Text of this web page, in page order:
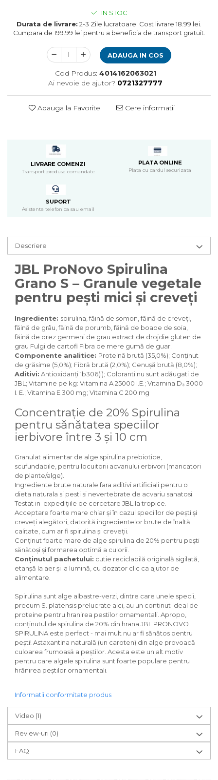
Lampa pentru acvariu
Neoane si LED-uri pentru acvarii
Substrat acvariu
Sterilizator acvariu
Tratamente pesti acvariu
Curatare acvarii
Conditioneri apa acvariu
Medii filtrante
Decoruri si plante artificiale
Accesorii acvarii
Piese de schimb
Colivii pentru pasari
Rozatoare
Igiena rozatoare
Hrana Rozatoare
Hrana reptile
Igiena reptile
Decoruri terarii
Incalzitoare si pompe terarii
Solutii iluminat terarii
Lampi terarii
Suplimente vitamino minerale
Accesorii diverse terarii
Iazuri
Igiena Iazuri
Conditioner apa iaz
Hrana pesti iazuri
Teste apa iaz
Filtre iaz
Pompe iaz
Incalzitor Iaz
Accesorii iaz
Cai
Toaletare cai
Casti echitatie
Accesorii cai
IN STOC
Durata de livrare: 2-3 Zile lucratoare. Cost livrare 18.99 lei.
Cumpara de 199.99 lei pentru a beneficia de transport gratuit.
ADAUGA IN COS
Cod Produs: 4014162063021
Ai nevoie de ajutor? 0721327777
Adauga la Favorite Cere informatii
LIVRARE COMENZI
Transport produse comandate
PLATA ONLINE
Plata cu cardul securizata
SUPORT
Asistenta telefonica sau email
Descriere
JBL ProNovo Spirulina
Grano S – Granule vegetale
pentru pești mici și creveți
Ingrediente: spirulina, făină de somon, făină de creveți,
făină de grâu, făină de porumb, făină de boabe de soia,
făină de orez germeni de grau extract de drojdie gluten de
grau Fulgi de cartofi Fibra de mere gumă de guar.
Componente analitice: Proteină brută (35,0%); Conținut
de grăsime (5,0%); Fibră brută (2,0%); Cenușă brută (8,0%);
Aditivi: Antioxidanți 1b306(i); Coloranti nu sunt adăugati de
JBL; Vitamine pe kg: Vitamina A 25000 I.E.; Vitamina D₃ 3000
I. E.; Vitamina E 300 mg; Vitamina C 200 mg
Concentrație de 20% Spirulina
pentru sănătatea speciilor
ierbivore între 3 și 10 cm
Granulat alimentar de alge spirulina prebiotice,
scufundabile, pentru locuitorii acvariului erbivori (mancatori
de plante/alge).
Ingrediente brute naturale fara aditivi artificiali pentru o
dieta naturala si pesti si nevertebrate de acvariu sanatosi.
Testat in expedițiile de cercetare JBL la tropice.
Acceptare foarte mare chiar și în cazul speciilor de pești și
creveți alegători, datorită ingredientelor brute de înaltă
calitate, cum ar fi spirulina și creveții.
Conținut foarte mare de alge spirulina de 20% pentru pești
sănătoși și formarea optimă a culorii.
Conținutul pachetului: cutie reciclabilă originală sigilată,
etanșă la aer și la lumină, cu dozator clic ca ajutor de
alimentare.
Spirulina sunt alge albastre-verzi, dintre care unele specii,
precum S. platensis prelucrate aici, au un continut ideal de
proteine pentru hranirea pestilor ornamentali. Apropo,
conținutul de spirulina de 20% din hrana JBL PRONOVO
SPIRULINA este perfect - mai mult nu ar fi sănătos pentru
pești! Astaxantina naturală (un caroten) din alge provoacă
culoarea frumoasă a peștilor. Acesta este un alt motiv
pentru care algele spirulina sunt foarte populare pentru
hrănirea peștilor ornamentali.
Informatii conformitate produs
Video (1)
Review-uri (0)
FAQ